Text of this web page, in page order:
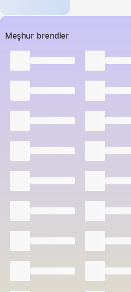
Meşhur brendler